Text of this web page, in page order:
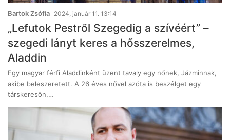
Bartok Zsófia 2024, január 11. 13:14
„Lefutok Pestről Szegedig a szívéért” –
szegedi lányt keres a hősszerelmes,
Aladdin
Egy magyar férfi Aladdinként üzent tavaly egy nőnek, Jázminnak,
akibe beleszeretett. A 26 éves nővel azóta is beszélget egy
társkeresőn,…